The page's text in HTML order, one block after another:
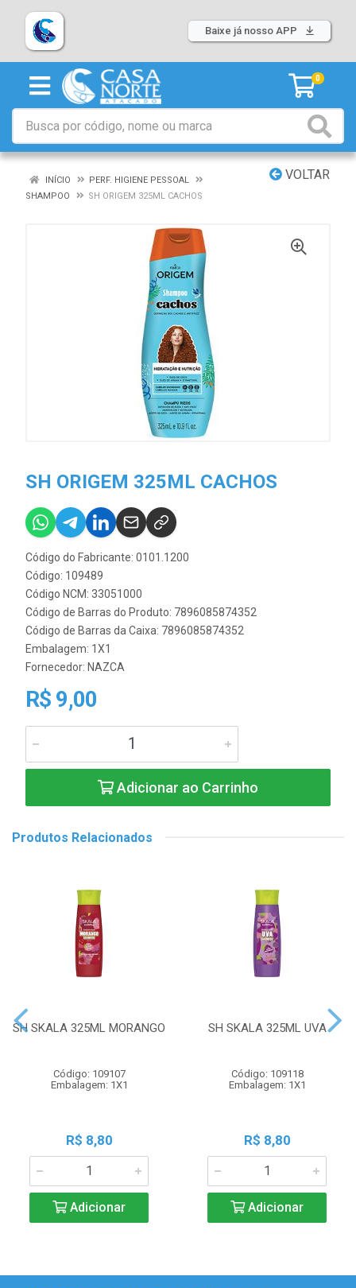
Baixe já nosso APP
0
VOLTAR
INÍCIO
PERF. HIGIENE PESSOAL
SHAMPOO
SH ORIGEM 325ML CACHOS
SH ORIGEM 325ML CACHOS
Código do Fabricante: 0101.1200
Código: 109489
Código NCM: 33051000
Código de Barras do Produto: 7896085874352
Código de Barras da Caixa: 7896085874352
Embalagem: 1X1
Fornecedor: NAZCA
R$ 9,00
Adicionar ao Carrinho
Produtos Relacionados
SH SKALA 325ML MORANGO
Código: 109107
Embalagem: 1X1
R$ 8,80
Adicionar
SH SKALA 325ML UVA
Código: 109118
Embalagem: 1X1
R$ 8,80
Adicionar